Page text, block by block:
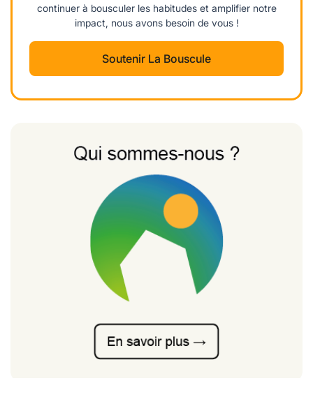
continuer à bousculer les habitudes et amplifier notre
impact, nous avons besoin de vous !
Soutenir La Bouscule